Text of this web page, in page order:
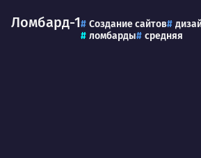
Ломбард-1 Создание сайтов
ломбарды
средняя